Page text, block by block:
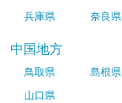
兵庫県
奈良県
中国地方
鳥取県 島根県
山口県